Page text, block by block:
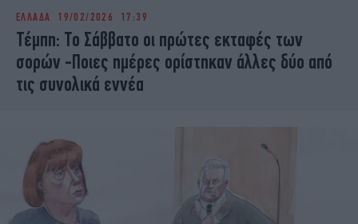
ΕΛΛΑΔΑ 19/02/2026 17:39
Τέμπη: Το Σάββατο οι πρώτες εκταφές των
σορών -Ποιες ημέρες ορίστηκαν άλλες δύο από
τις συνολικά εννέα